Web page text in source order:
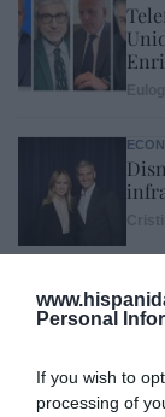
Personal
If you wish to
processing of